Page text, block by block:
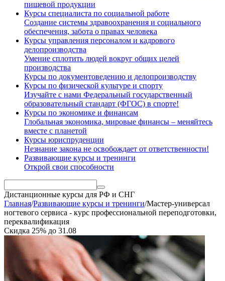
пищевой продукции
Курсы специалиста по социальной работе
Создание системы здравоохранения и социального
обеспечения, забота о правах человека
Курсы управления персоналом и кадрового
делопроизводства
Умение сплотить людей вокруг общих целей
производства
Курсы по документоведению и делопроизводству
Курсы по физической культуре и спорту
Изучайте с нами Федеральный государственный
образовательный стандарт (ФГОС) в спорте!
Курсы по экономике и финансам
Глобальная экономика, мировые финансы – меняйтесь
вместе с планетой
Курсы юриспруденции
Незнание закона не освобождает от ответственности!
Развивающие курсы и тренинги
Открой свои способности
Дистанционные курсы для РФ и СНГ
Главная/Развивающие курсы и тренинги/Мастер-универсал
ногтевого сервиса - курс профессиональной переподготовки,
переквалификация
Скидка 25% до 31.08